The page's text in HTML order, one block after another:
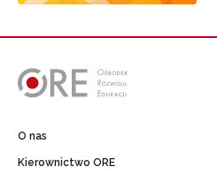
O nas
Kierownictwo ORE